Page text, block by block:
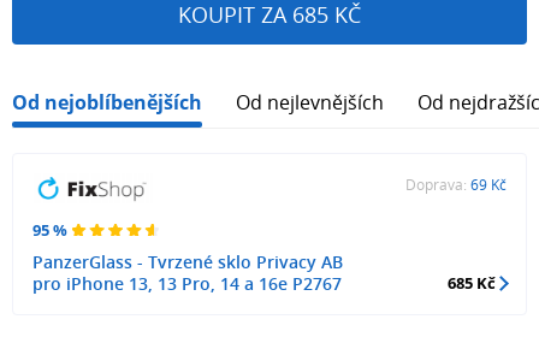
KOUPIT ZA 685 KČ
Od nejoblíbenějších Od nejlevnějších Od
95 %
PanzerGlass - Tvrzené sklo Privacy AB
pro iPhone 13, 13 Pro, 14 a 16e P2767
Doprava: 69 Kč
685 Kč